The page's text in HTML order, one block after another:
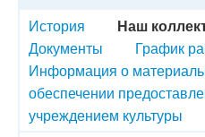
История
Наш
Документы
График
Информация о
обеспечении
учреждением культуры